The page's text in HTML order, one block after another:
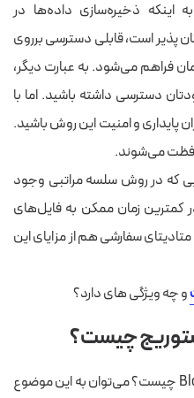
اینکه ذخیره‌سازی داده‌ها در
پذیر است، قابلی دسترسی برروی
فراهم می‌شود. به عبارت دیگر،
دسترسی داشته باشید. اما با
پایداری و امنیت این روش باشید.
می‌شوند.
که در روش سلسه مراتبی وجود
کمترین زمان ممکن به فایل‌های
سفارشی هم از مزایای این
و چه ویژگی های دارد؟
چیست؟
اگر بپرسید که ویژگی بارز Block storage چیست؟ می‌توان به این موضوع